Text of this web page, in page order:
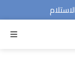
MENU